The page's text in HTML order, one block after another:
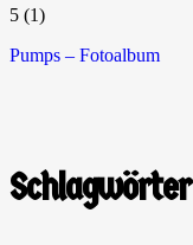
5 (1)
Pumps – Fotoalbum
Schlagwörter